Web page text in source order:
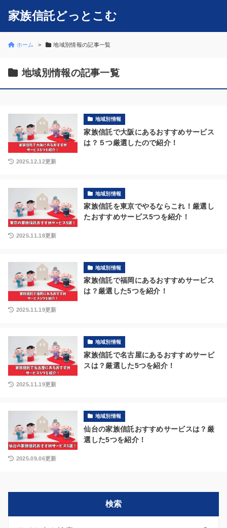
家族信託どっとこむ
ホーム 地域別情報の記事一覧
地域別情報の記事一覧
地域別情報
家族信託で大阪にあるおすすめサービス
は？５つ厳選したので紹介！
2025.12.12更新
地域別情報
家族信託を東京でやるならこれ！厳選し
たおすすめサービス5つを紹介！
2025.11.18更新
地域別情報
家族信託で福岡にあるおすすめサービス
は？厳選した5つを紹介！
2025.11.19更新
地域別情報
家族信託で名古屋にあるおすすめサービ
スは？厳選した5つを紹介！
2025.11.19更新
地域別情報
仙台の家族信託おすすめサービスは？厳
選した5つを紹介！
2025.09.06更新
検索